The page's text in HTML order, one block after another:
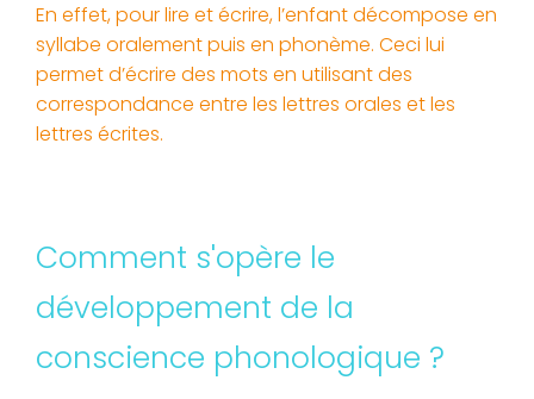
En effet, pour lire et écrire, l’enfant décompose en
syllabe oralement puis en phonème. Ceci lui
permet d’écrire des mots en utilisant des
correspondance entre les lettres orales et les
lettres écrites.
Comment s'opère le
développement de la
conscience phonologique ?